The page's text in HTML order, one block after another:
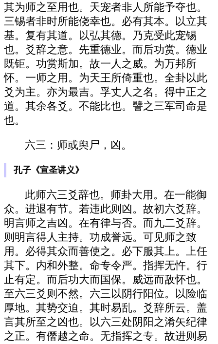
其为师之至用也。天宠者非人所能予夺也。
三锡者非时所能侥幸也。必有其本。以立其
基。复有其道。以弘其德。乃克受此宠锡
也。爻辞之意。先重德业。而后功赏。德业
既钜。功赏斯加。故一人之威。为万邦所
怀。一师之用。为天王所倚重也。全卦以此
爻为主。亦为最吉。孚丈人之名。得中正之
道。其余各爻。不能比也。譬之三军司命是
也。
六三：师或舆尸，凶。
孔子《宣圣讲义》
此师六三爻辞也。师卦大用。在一能御
众。进退有节。若违此则凶。故初六爻辞。
明言师之吉凶。在有律与否。而九二爻辞。
则明言得人主持。功成誉远。可见师之致
用。必得其众而善使之。必下服其上。上任
其下。内和外整。命专令严。指挥无忤。行
止有定。而后功大而国保。威远而敌怀也。
至六三爻则不然。六三以阴行阳位。以险临
厚地。其势交迫。其时易乱。爻辞所云。盖
言其所至之凶也。以六三处阴阳之淆矢纪律
之正。有僭越之命。无指挥之专。故进则易